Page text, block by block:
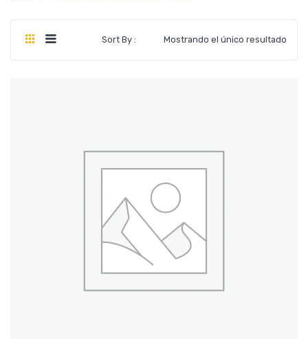
Mostrando el único resultado
Sort By :